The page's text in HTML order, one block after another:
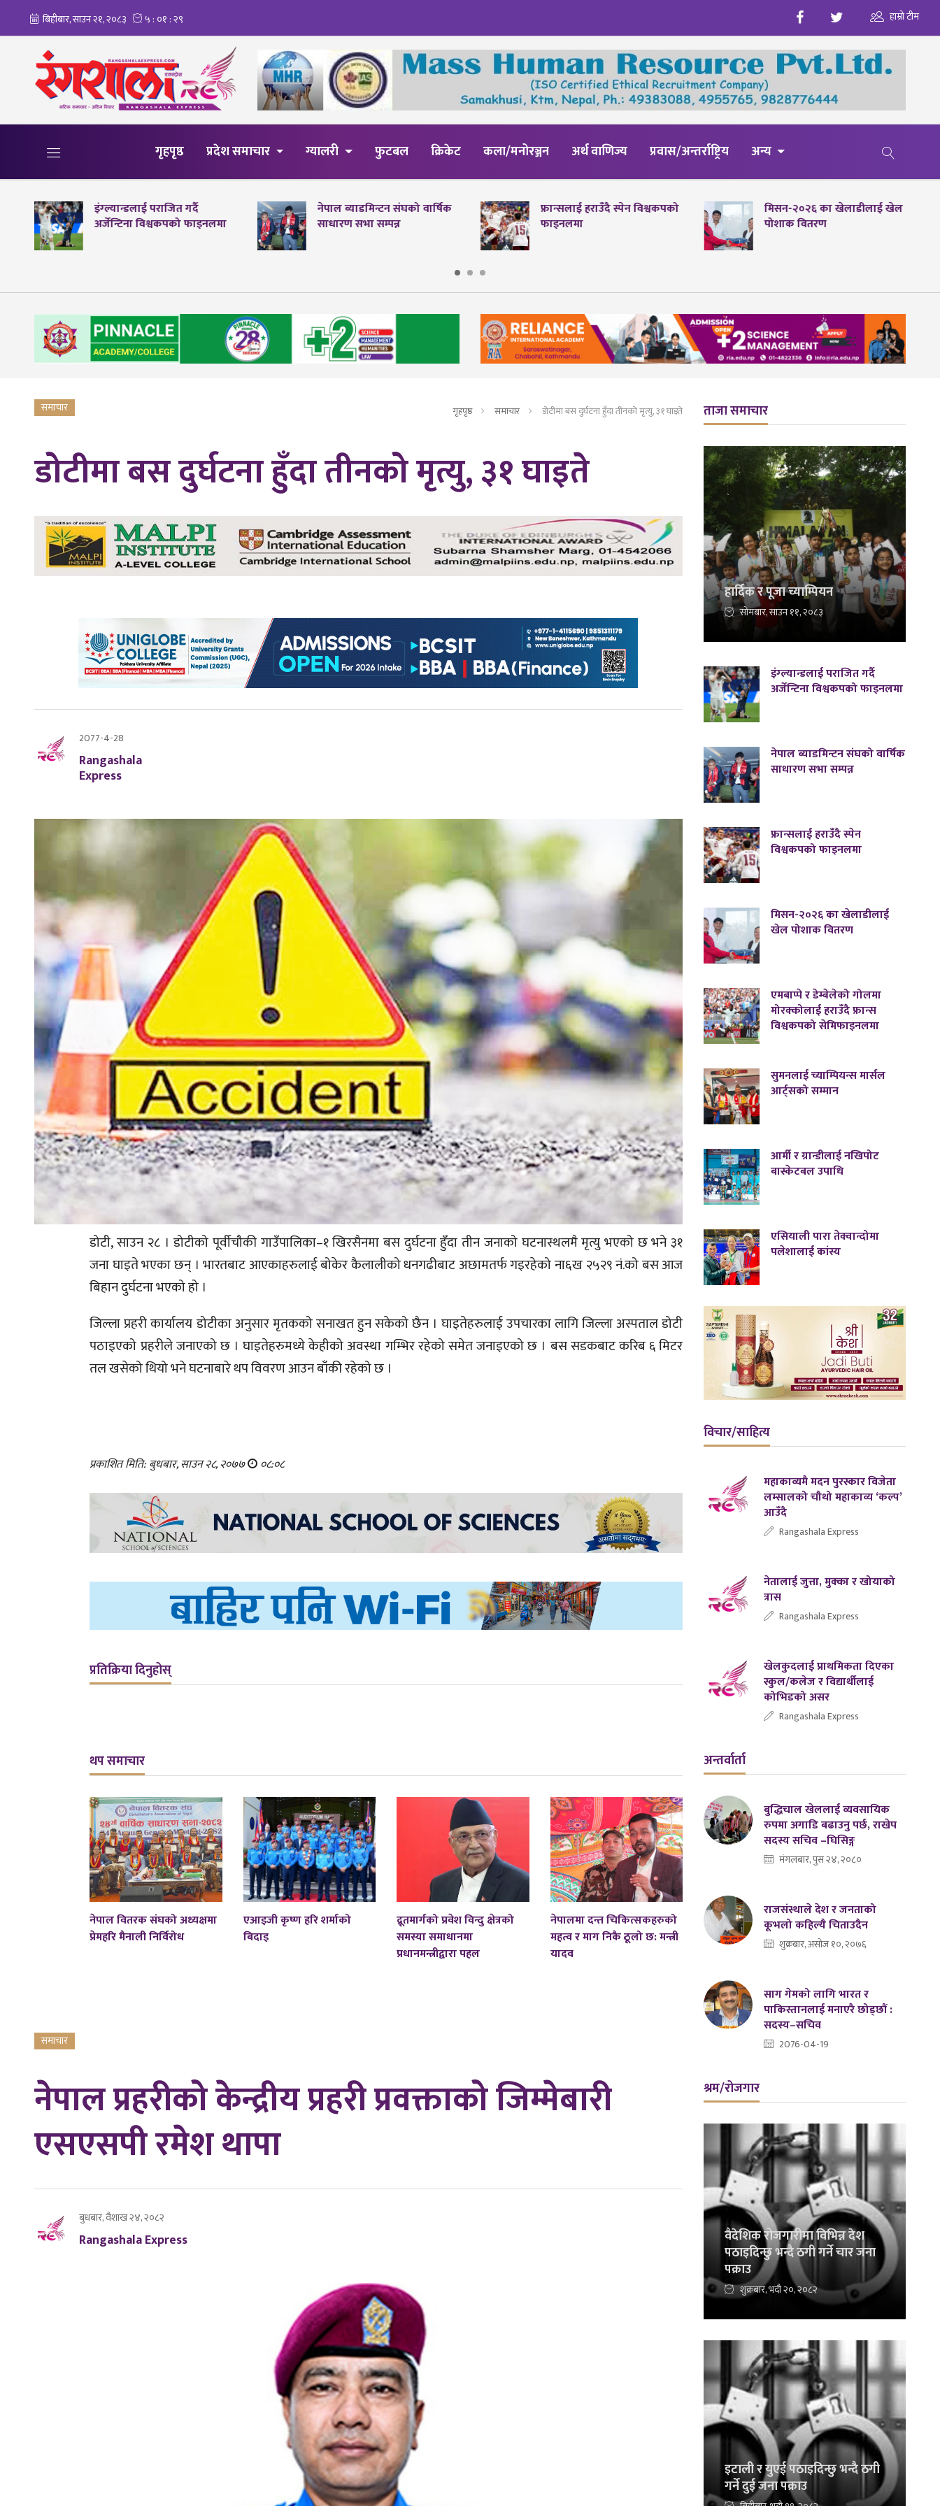
हाम्रो टीम
गृहपृष्ठ प्रदेश समाचार ग्यालरी फुटबल क्रिकेट कला/मनोरञ्जन अर्थ वाणिज्य प्रवास/अन्तर्राष्ट्रिय अन्य
इंग्ल्यान्डलाई पराजित गर्दै
अर्जेन्टिना विश्वकपको फाइनलमा
नेपाल ब्याडमिन्टन संघको वार्षिक
साधारण सभा सम्पन्न
फ्रान्सलाई हराउँदै स्पेन विश्वकपको
फाइनलमा
मिसन-२०२६ का खेलाडीलाई खेल
पोशाक वितरण
समाचार गृहपृष्ठ समाचार डोटीमा बस दुर्घटना हुँदा तीनको मृत्यु, ३१ घाइते
डोटीमा बस दुर्घटना हुँदा तीनको मृत्यु, ३१ घाइते
2077-4-28
Rangashala
Express
डोटी, साउन २८ । डोटीको पूर्वीचौकी गाउँपालिका–१ खिरसैनमा बस दुर्घटना हुँदा तीन जनाको घटनास्थलमै मृत्यु भएको छ भने ३१
जना घाइते भएका छन् । भारतबाट आएकाहरुलाई बोकेर कैलालीको धनगढीबाट अछामतर्फ गइरहेको ना६ख २५२९ नं.को बस आज
बिहान दुर्घटना भएको हो ।
जिल्ला प्रहरी कार्यालय डोटीका अनुसार मृतकको सनाखत हुन सकेको छैन । घाइतेहरुलाई उपचारका लागि जिल्ला अस्पताल डोटी
पठाइएको प्रहरीले जनाएको छ । घाइतेहरुमध्ये केहीको अवस्था गम्भिर रहेको समेत जनाइएको छ । बस सडकबाट करिब ६ मिटर
तल खसेको थियो भने घटनाबारे थप विवरण आउन बाँकी रहेको छ ।
प्रकाशित मिति: बुधबार, साउन २८, २०७७ ०८:०८
प्रतिक्रिया दिनुहोस्
थप समाचार
नेपाल वितरक संघको अध्यक्षमा
प्रेमहरि मैनाली निर्विरोध
एआइजी कृष्ण हरि शर्माको
बिदाइ
द्रूतमार्गको प्रवेश विन्दु क्षेत्रको
समस्या समाधानमा
प्रधानमन्त्रीद्वारा पहल
नेपालमा दन्त चिकित्सकहरुको
महत्व र माग निकै ठूलो छ: मन्त्री
यादव
समाचार
नेपाल प्रहरीको केन्द्रीय प्रहरी प्रवक्ताको जिम्मेबारी
एसएसपी रमेश थापा
बुधबार, वैशाख २४, २०८२
Rangashala Express
ताजा समाचार
हार्दिक र पूजा च्याम्पियन
सोमबार, साउन ११, २०८३
इंग्ल्यान्डलाई पराजित गर्दै
अर्जेन्टिना विश्वकपको फाइनलमा
नेपाल ब्याडमिन्टन संघको वार्षिक
साधारण सभा सम्पन्न
फ्रान्सलाई हराउँदै स्पेन
विश्वकपको फाइनलमा
मिसन-२०२६ का खेलाडीलाई
खेल पोशाक वितरण
एमबाप्पे र डेम्बेलेको गोलमा
मोरक्कोलाई हराउँदै फ्रान्स
विश्वकपको सेमिफाइनलमा
सुमनलाई च्याम्पियन्स मार्सल
आर्ट्सको सम्मान
आर्मी र ग्रान्डीलाई नखिपोट
बास्केटबल उपाधि
एसियाली पारा तेक्वान्दोमा
पलेशालाई कांस्य
विचार/साहित्य
महाकाव्यमै मदन पुरस्कार विजेता
लम्सालको चौथो महाकाव्य ‘कल्प’
आउँदै
Rangashala Express
नेतालाई जुत्ता, मुक्का र खोयाको
त्रास
Rangashala Express
खेलकुदलाई प्राथमिकता दिएका
स्कुल/कलेज र विद्यार्थीलाई
कोभिडको असर
Rangashala Express
अन्तर्वार्ता
बुद्धिचाल खेललाई व्यवसायिक
रुपमा अगाडि बढाउनु पर्छ, राखेप
सदस्य सचिव –घिसिङ्ग
मंगलबार, पुस २४, २०८०
राजसंस्थाले देश र जनताको
कूभलो कहिल्यै चिताउदैन
शुक्रबार, असोज १०, २०७६
साग गेमको लागि भारत र
पाकिस्तानलाई मनाएरै छोड्छौं :
सदस्य–सचिव
2076-04-19
श्रम/रोजगार
वैदेशिक रोजगारीमा विभिन्न देश
पठाइदिन्छु भन्दै ठगी गर्ने चार जना
पक्राउ
शुक्रबार, भदौ २०, २०८२
इटाली र युएई पठाइदिन्छु भन्दै ठगी
गर्ने दुई जना पक्राउ